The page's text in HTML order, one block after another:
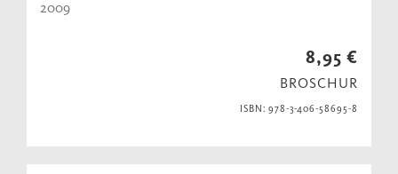
2009
8,95 €
BROSCHUR
ISBN: 978-3-406-58695-8